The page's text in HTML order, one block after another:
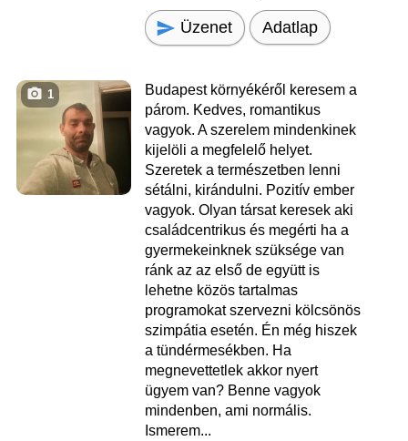
Üzenet Adatlap
1
Budapest környékéről keresem a
párom. Kedves, romantikus
vagyok. A szerelem mindenkinek
kijelöli a megfelelő helyet.
Szeretek a természetben lenni
sétálni, kirándulni. Pozitív ember
vagyok. Olyan társat keresek aki
családcentrikus és megérti ha a
gyermekeinknek szüksége van
ránk az az első de együtt is
lehetne közös tartalmas
programokat szervezni kölcsönös
szimpátia esetén. Én még hiszek
a tündérmesékben. Ha
megnevettetlek akkor nyert
ügyem van? Benne vagyok
mindenben, ami normális.
Ismerem...